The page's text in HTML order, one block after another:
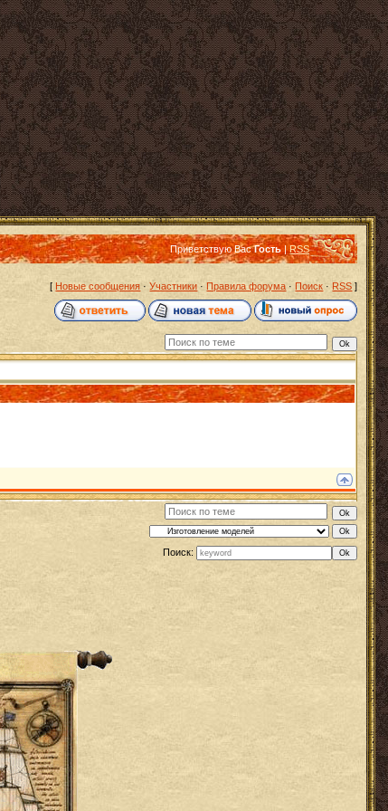
Приветствую Вас Гость |RSS
[ Новые сообщения ·Участники · Правила форума ·Поиск · RSS ]
Поиск: